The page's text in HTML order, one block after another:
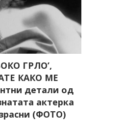
ГРЛО’,
КАКО МЕ
детали од
актерка
(ФОТО)